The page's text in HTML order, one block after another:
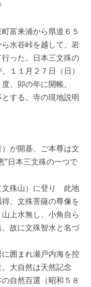
富来浦から県道６５
水谷峠を越して、岩
った。日本三文殊の
１１月２７日（日）
、卯の年に開帳。
する。寺の現地説明
が開基、ご本尊は文
日本三文殊の一つで
文殊山）に登り 此地
、文殊菩薩の尊像を
上水無し、小角自ら
故に文殊智水と名づ
囲まれ瀬戸内海を控
大自然は天然記念
自然百選（昭和５８